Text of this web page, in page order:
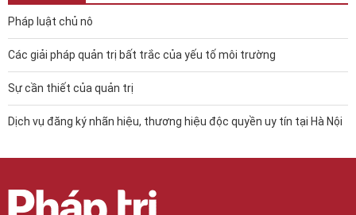
Pháp luật chủ nô
Các giải pháp quản trị bất trắc của yếu tố môi trường
Sự cần thiết của quản trị
Dịch vụ đăng ký nhãn hiệu, thương hiệu độc quyền uy tín tại Hà Nội